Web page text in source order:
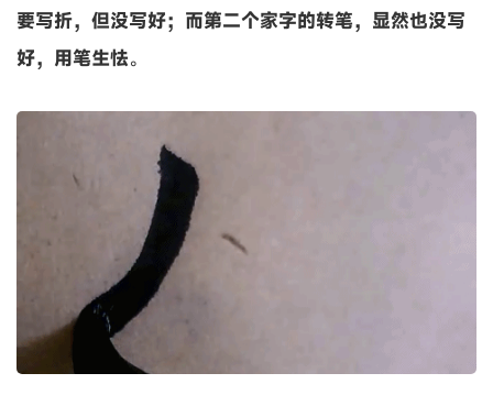
要写折，但没写好；而第二个家字的转笔，显然也没写
好，用笔生怯。